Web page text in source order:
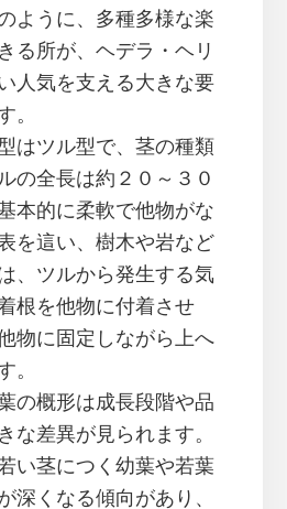
ように、多種多様な楽
る所が、ヘデラ・ヘリ
人気を支える大きな要
。
はツル型で、茎の種類
の全長は約２０～３０
本的に柔軟で他物がな
を這い、樹木や岩など
、ツルから発生する気
根を他物に付着させ
物に固定しながら上へ
。
の概形は成長段階や品
な差異が見られます。
い茎につく幼葉や若葉
深くなる傾向があり、